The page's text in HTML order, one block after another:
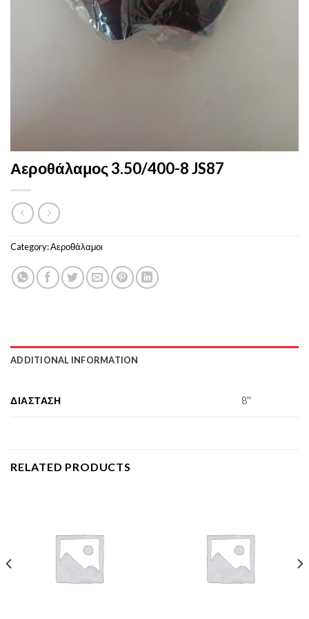
Αεροθάλαμος 3.50/400-8 JS87
Category:Αεροθάλαμοι
ADDITIONAL INFORMATION
ΔΙΆΣΤΑΣΗ 8''
RELATED PRODUCTS